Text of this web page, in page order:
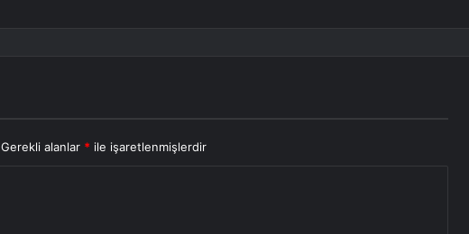
Gerekli alanlar * ile işaretlenmişlerdir